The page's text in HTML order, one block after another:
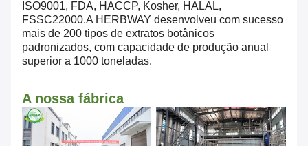
ISO9001, FDA, HACCP, Kosher, HALAL,
FSSC22000.A HERBWAY desenvolveu com sucesso
mais de 200 tipos de extratos botânicos
padronizados, com capacidade de produção anual
superior a 1000 toneladas.
A nossa fábrica